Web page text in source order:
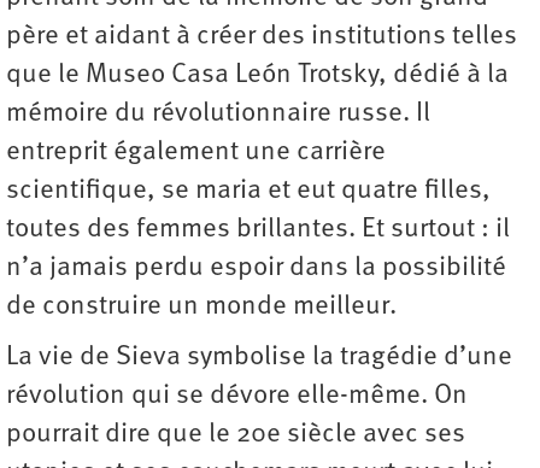
père et aidant à créer des institutions telles
que le Museo Casa León Trotsky, dédié à la
mémoire du révolutionnaire russe. Il
entreprit également une carrière
scientifique, se maria et eut quatre filles,
toutes des femmes brillantes. Et surtout : il
n’a jamais perdu espoir dans la possibilité
de construire un monde meilleur.
La vie de Sieva symbolise la tragédie d’une
révolution qui se dévore elle-même. On
pourrait dire que le 20e siècle avec ses